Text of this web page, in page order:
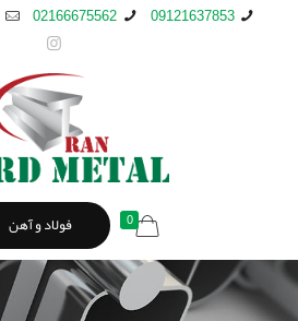
09121637853
02166675562
0 فولاد و آهن